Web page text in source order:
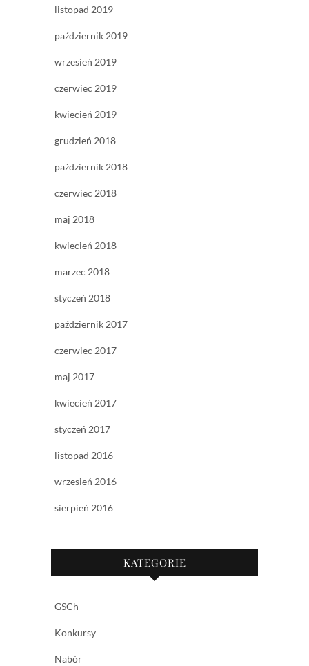
listopad 2019
październik 2019
wrzesień 2019
czerwiec 2019
kwiecień 2019
grudzień 2018
październik 2018
czerwiec 2018
maj 2018
kwiecień 2018
marzec 2018
styczeń 2018
październik 2017
czerwiec 2017
maj 2017
kwiecień 2017
styczeń 2017
listopad 2016
wrzesień 2016
sierpień 2016
KATEGORIE
GSCh
Konkursy
Nabór